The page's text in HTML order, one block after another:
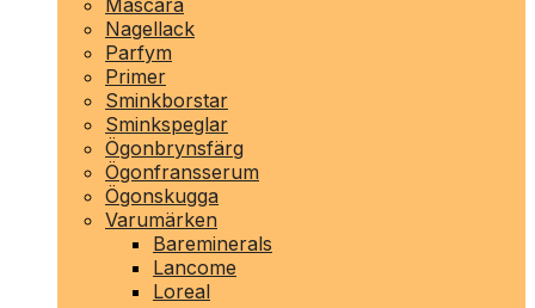
Mascara
Nagellack
Parfym
Primer
Sminkborstar
Sminkspeglar
Ögonbrynsfärg
Ögonfransserum
Ögonskugga
Varumärken
Bareminerals
Lancome
Loreal